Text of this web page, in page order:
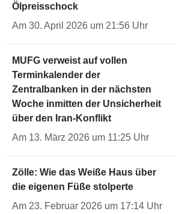
Ölpreisschock
Am 30. April 2026 um 21:56 Uhr
MUFG verweist auf vollen
Terminkalender der
Zentralbanken in der nächsten
Woche inmitten der Unsicherheit
über den Iran-Konflikt
Am 13. März 2026 um 11:25 Uhr
Zölle: Wie das Weiße Haus über
die eigenen Füße stolperte
Am 23. Februar 2026 um 17:14 Uhr